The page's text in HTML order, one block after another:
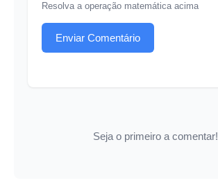
Resolva a operação matemática acima
Enviar Comentário
Seja o primeiro a comentar!